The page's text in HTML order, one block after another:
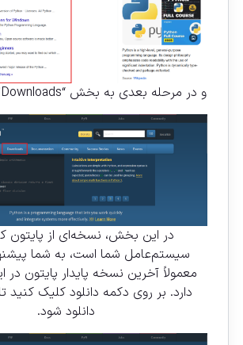
و در مرحله بعدی به بخش “Downloads” مراجعه کنید.
در این بخش، نسخه‌ای از پایتون
سیستم‌عامل شما است، به شما
معمولاً آخرین نسخه پایدار پایتون در
دارد. بر روی دکمه دانلود کلیک کنید
دانلود شود.